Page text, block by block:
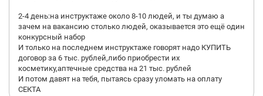
2-4 день:на инструктаже около 8-10 людей, и ты думаю а
зачем на вакансию столько людей, оказывается это ещё один
конкурсный набор
И только на последнем инструктаже говорят надо КУПИТЬ
договор за 6 тыс. рублей,либо приобрести их
косметику,аптечные средства на 21 тыс. рублей
И потом давят на тебя, пытаясь сразу уломать на оплату
СЕКТА